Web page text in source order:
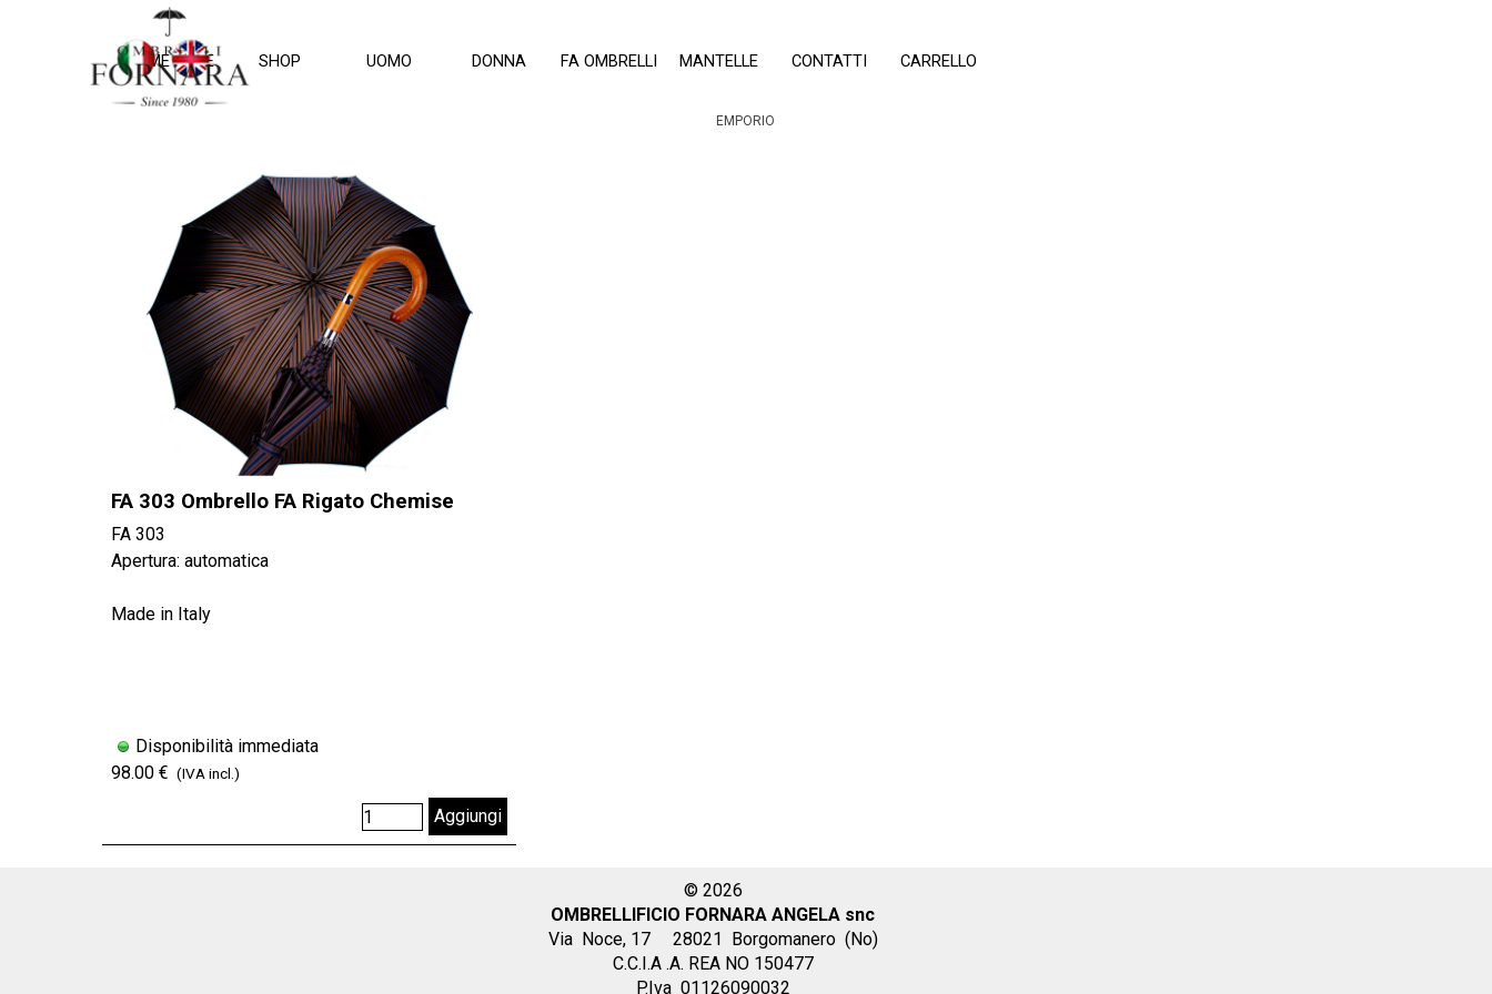
Salta menù
HOME PAGE SHOP UOMO ▼
DONNA ▼
FA OMBRELLI ▼
MANTELLE CONTATTI CARRELLO
EMPORIO
FA 303 Ombrello FA Rigato Chemise
FA 303
Apertura: automatica
Made in Italy
Disponibilità immediata
98.00 € (IVA incl.)
Aggiungi
© 2026
OMBRELLIFICIO FORNARA ANGELA snc
Via Noce, 17 28021 Borgomanero (No)
C.C.I.A .A. REA NO 150477
P.Iva 01126090032